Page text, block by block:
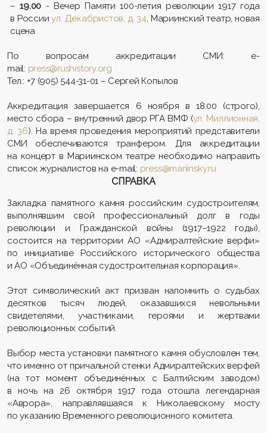
–19.00 - Вечер Памяти 100-летия революции 1917 года
в Россииул. Декабристов, д. 34, Мариинский театр, новая
сцена
По вопросам аккредитации СМИ: e-
mail: press@rushistory.org
Тел.: +7 (905) 544-31-01 – Сергей Копылов
Аккредитация завершается 6 ноября в 18.00 (строго),
место сбора – внутренний двор РГА ВМФ (ул. Миллионная,
д. 36). На время проведения мероприятий представители
СМИ обеспечиваются транфером. Для аккредитации
на концерт в Мариинском театре необходимо направить
список журналистов на e-mail: press@mariinsky.ru
СПРАВКА
Закладка памятного камня российским судостроителям,
выполнявшим свой профессиональный долг в годы
революции и Гражданской войны (1917–1922 годы),
состоится на территории АО «Адмиралтейские верфи»
по инициативе Российского исторического общества
и АО «Объединённая судостроительная корпорация».
Этот символический акт призван напомнить о судьбах
десятков тысяч людей, оказавшихся невольными
свидетелями, участниками, героями и жертвами
революционных событий.
Выбор места установки памятного камня обусловлен тем,
что именно от причальной стенки Адмиралтейских верфей
(на тот момент объединённых с Балтийским заводом)
в ночь на 26 октября 1917 года отошла легендарная
«Аврора», направлявшаяся к Николаевскому мосту
по указанию Временного революционного комитета.